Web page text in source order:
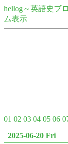
hellog～英語史ブ
ム表示
01 02 03 04 05 06
2025-06-20 Fri